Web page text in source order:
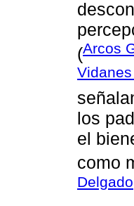
(Arcos
los
el
como